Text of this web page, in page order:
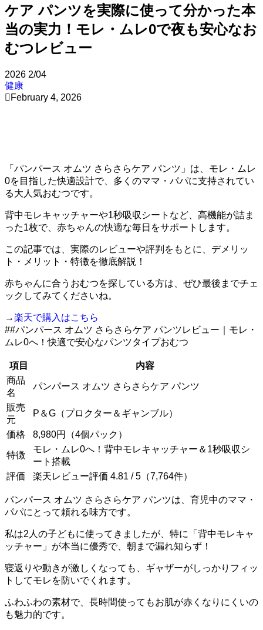
ケア パンツを実際に使って分かった本
当の実力！モレ・ムレ0で夜も安心なお
むつレビュー
2026 2/04
健康
February 4, 2026
「パンパース オムツ さらさらケア パンツ」は、モレ・ムレ
0を目指した快適設計で、多くのママ・パパに支持されてい
る大人気おむつです。
背中モレキャッチャーや1秒吸収シートなど、高機能が詰ま
った1枚で、赤ちゃんの快適な毎日をサポートします。
この記事では、実際のレビューや評判をもとに、デメリッ
ト・メリット・特徴を徹底解説！
赤ちゃんに合うおむつを探している方は、ぜひ最後までチェ
ックしてみてくださいね。
→楽天で購入はこちら
##パンパース オムツ さらさらケア パンツレビュー｜モレ・
ムレ0へ！快適で安心なパンツタイプおむつ
項目
内容
商品
名
パンパース オムツ さらさらケア パンツ
販売
元
P＆G（プロクター＆ギャンブル）
価格 8,980円（4個パック）
特徴
モレ・ムレ0へ！背中モレキャッチャー＆1秒吸収シ
ート搭載
評価
楽天レビュー評価 4.81 / 5（7,764件）
パンパース オムツ さらさらケア パンツは、育児中のママ・
パパにとって頼れる味方です。
私は2人の子どもに使ってきましたが、特に「背中モレキャ
ッチャー」が本当に優秀で、朝まで漏れ知らず！
寝返りや動きが激しくなっても、ギャザーがしっかりフィッ
トしてモレを防いでくれます。
ふわふわの素材で、長時間使ってもお肌が赤くなりにくいの
も魅力的です。